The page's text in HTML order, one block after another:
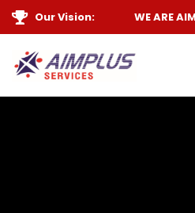
Our Vision: WE AREAIM